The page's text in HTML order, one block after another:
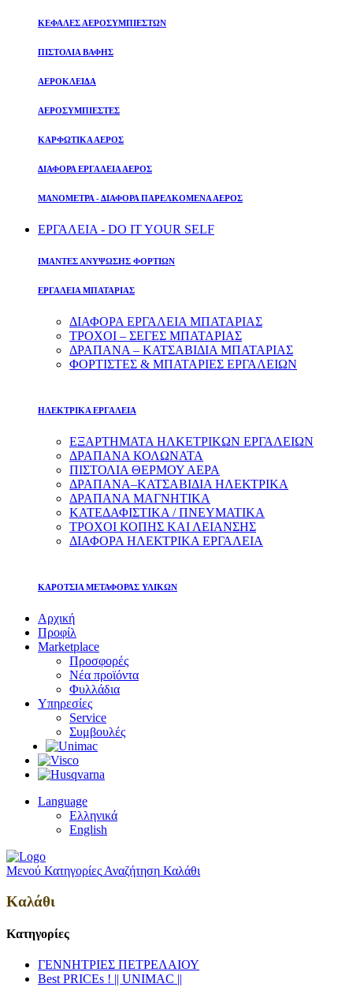
ΚΕΦΑΛΕΣ ΑΕΡΟΣΥΜΠΙΕΣΤΩΝ
ΠΙΣΤΟΛΙΑ ΒΑΦΗΣ
ΑΕΡΟΚΛΕΙΔΑ
ΑΕΡΟΣΥΜΠΙΕΣΤΕΣ
ΚΑΡΦΩΤΙΚΑ ΑΕΡΟΣ
ΔΙΑΦΟΡΑ ΕΡΓΑΛΕΙΑ ΑΕΡΟΣ
ΜΑΝΟΜΕΤΡΑ - ΔΙΑΦΟΡΑ ΠΑΡΕΛΚΟΜΕΝΑ ΑΕΡΟΣ
ΕΡΓΑΛΕΙΑ - DO IT YOUR SELF
ΙΜΑΝΤΕΣ ΑΝΥΨΩΣΗΣ ΦΟΡΤΙΩΝ
ΕΡΓΑΛΕΙΑ ΜΠΑΤΑΡΙΑΣ
ΔΙΑΦΟΡΑ ΕΡΓΑΛΕΙΑ ΜΠΑΤΑΡΙΑΣ
ΤΡΟΧΟΙ – ΣΕΓΕΣ ΜΠΑΤΑΡΙΑΣ
ΔΡΑΠΑΝΑ – ΚΑΤΣΑΒΙΔΙΑ ΜΠΑΤΑΡΙΑΣ
ΦΟΡΤΙΣΤΕΣ & ΜΠΑΤΑΡΙΕΣ ΕΡΓΑΛΕΙΩΝ
ΗΛΕΚΤΡΙΚΑ ΕΡΓΑΛΕΙΑ
ΕΞΑΡΤΗΜΑΤΑ ΗΛΚΕΤΡΙΚΩΝ ΕΡΓΑΛΕΙΩΝ
ΔΡΑΠΑΝΑ ΚΟΛΩΝΑΤΑ
ΠΙΣΤΟΛΙΑ ΘΕΡΜΟΥ ΑΕΡΑ
ΔΡΑΠΑΝΑ–ΚΑΤΣΑΒΙΔΙΑ ΗΛΕΚΤΡΙΚΑ
ΔΡΑΠΑΝΑ ΜΑΓΝΗΤΙΚΑ
ΚΑΤΕΔΑΦΙΣΤΙΚΑ / ΠΝΕΥΜΑΤΙΚΑ
ΤΡΟΧΟΙ ΚΟΠΗΣ ΚΑΙ ΛΕΙΑΝΣΗΣ
ΔΙΑΦΟΡΑ ΗΛΕΚΤΡΙΚΑ ΕΡΓΑΛΕΙΑ
ΚΑΡΟΤΣΙΑ ΜΕΤΑΦΟΡΑΣ ΥΛΙΚΩΝ
Αρχική
Προφίλ
Marketplace
Προσφορές
Νέα προϊόντα
Φυλλάδια
Υπηρεσίες
Service
Συμβουλές
Language
Ελληνικά
English
Μενού Κατηγορίες Αναζήτηση Καλάθι
Καλάθι
Κατηγορίες
ΓΕΝΝΗΤΡΙΕΣ ΠΕΤΡΕΛΑΙΟΥ
Best PRICEs ! || UNIMAC ||